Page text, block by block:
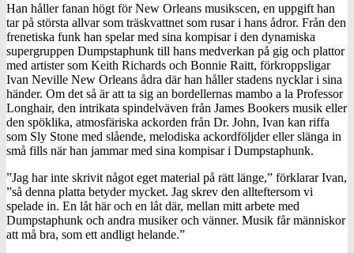
Han håller fanan högt för New Orleans musikscen, en uppgift han
tar på största allvar som träskvattnet som rusar i hans ådror. Från den
frenetiska funk han spelar med sina kompisar i den dynamiska
supergruppen Dumpstaphunk till hans medverkan på gig och plattor
med artister som Keith Richards och Bonnie Raitt, förkroppsligar
Ivan Neville New Orleans ådra där han håller stadens nycklar i sina
händer. Om det så är att ta sig an bordellernas mambo a la Professor
Longhair, den intrikata spindelväven från James Bookers musik eller
den spöklika, atmosfäriska ackorden från Dr. John, Ivan kan riffa
som Sly Stone med slående, melodiska ackordföljder eller slänga in
små fills när han jammar med sina kompisar i Dumpstaphunk.
”Jag har inte skrivit något eget material på rätt länge,” förklarar Ivan,
”så denna platta betyder mycket. Jag skrev den allteftersom vi
spelade in. En låt här och en låt där, mellan mitt arbete med
Dumpstaphunk och andra musiker och vänner. Musik får människor
att må bra, som ett andligt helande.”